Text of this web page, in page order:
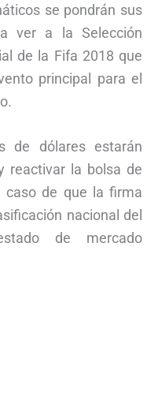
se pondrán sus
ver a la Selección
de la Fifa 2018 que
principal para el
de dólares estarán
reactivar la bolsa de
caso de que la firma
nacional del
de mercado